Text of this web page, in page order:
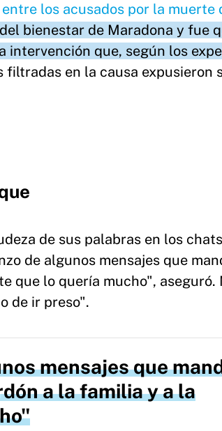
los acusados por la
bienestar de Maradona y fue
intervención que, según los
filtradas en la causa expusieron
de sus palabras en los
de algunos mensajes que
que lo quería mucho", aseguró.
de ir preso".
mensajes que
a la familia y a la